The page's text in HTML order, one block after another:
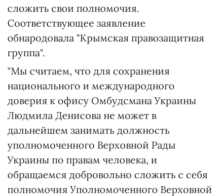
сложить свои полномочия.
Соответствующее заявление
обнародовала "Крымская правозащитная
группа".
"Мы считаем, что для сохранения
национального и международного
доверия к офису Омбудсмана Украины
Людмила Денисова не может в
дальнейшем занимать должность
уполномоченного Верховной Рады
Украины по правам человека, и
обращаемся добровольно сложить с себя
полномочия Уполномоченного Верховной